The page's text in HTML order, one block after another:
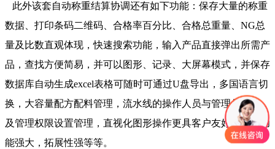
此外该套自动称重结算协调还有如下功能：保存大量的称重
数据、打印条码二维码、合格率百分比、合格总重量、NG总
量及比数直观体现，快速搜索功能，输入产品直接弹出所需产
品，查找方便简易，并可以图形、记录、大屏幕模式，并保存
数据库自动生成excel表格可随时可通过U盘导出，多国语言切
换，大容量配方配料管理，流水线的操作人员与管理员设置，
及管理权限设置管理，直视化图形操作更具客户友好体验。功
能强大，拓展性强等等。